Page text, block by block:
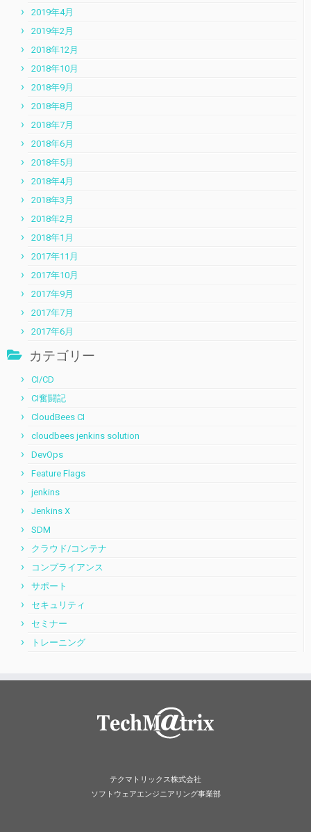
2019年4月
2019年2月
2018年12月
2018年10月
2018年9月
2018年8月
2018年7月
2018年6月
2018年5月
2018年4月
2018年3月
2018年2月
2018年1月
2017年11月
2017年10月
2017年9月
2017年7月
2017年6月
カテゴリー
CI/CD
CI奮闘記
CloudBees CI
cloudbees jenkins solution
DevOps
Feature Flags
jenkins
Jenkins X
SDM
クラウド/コンテナ
コンプライアンス
サポート
セキュリティ
セミナー
トレーニング
テクマトリックス株式会社
ソフトウェアエンジニアリング事業部